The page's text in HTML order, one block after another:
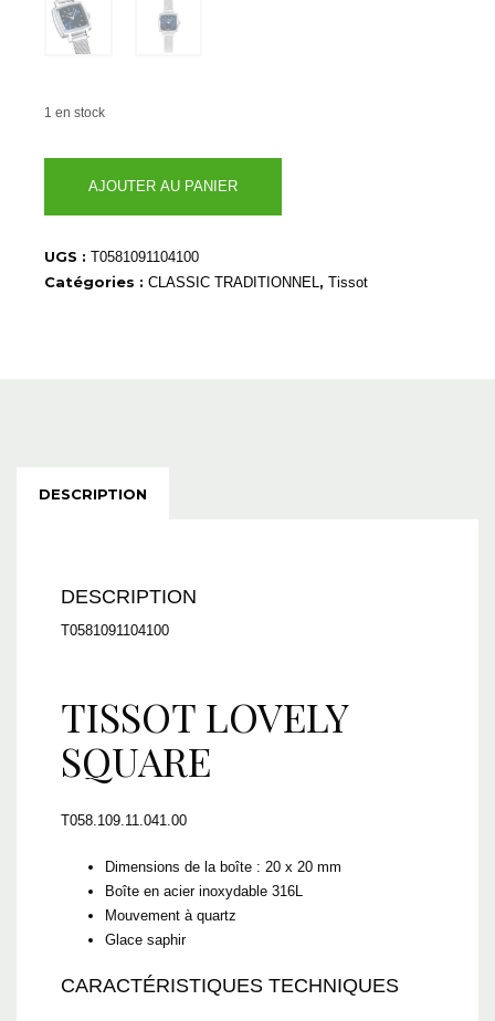
1 en stock
T0581091104100
AJOUTER AU PANIER
UGS : T0581091104100
Catégories : CLASSIC TRADITIONNEL, Tissot
DESCRIPTION
DESCRIPTION
T0581091104100
TISSOT LOVELY
SQUARE
T058.109.11.041.00
Dimensions de la boîte : 20 x 20 mm
Boîte en acier inoxydable 316L
Mouvement à quartz
Glace saphir
CARACTÉRISTIQUES TECHNIQUES